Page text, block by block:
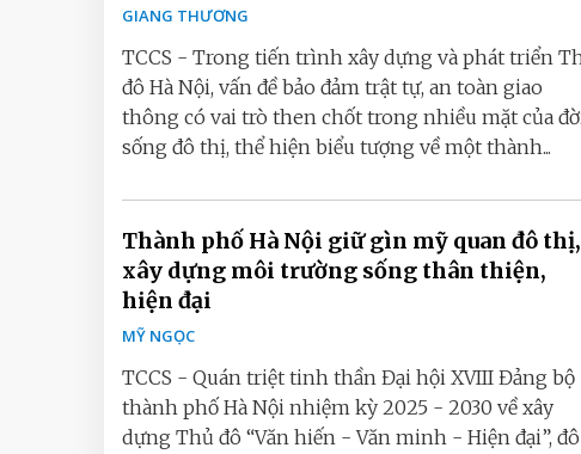
GIANG THƯƠNG
TCCS - Trong tiến trình xây dựng và phát triển
đô Hà Nội, vấn đề bảo đảm trật tự, an toàn giao
thông có vai trò then chốt trong nhiều mặt của
sống đô thị, thể hiện biểu tượng về một thành...
Thành phố Hà Nội giữ gìn mỹ quan đô thị,
xây dựng môi trường sống thân thiện,
hiện đại
MỸ NGỌC
TCCS - Quán triệt tinh thần Đại hội XVIII Đảng bộ
thành phố Hà Nội nhiệm kỳ 2025 - 2030 về xây
dựng Thủ đô “Văn hiến - Văn minh - Hiện đại”, đô